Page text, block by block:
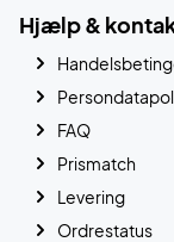
Hjælp &
FAQ
Prismatch
Levering
Ordrestatus